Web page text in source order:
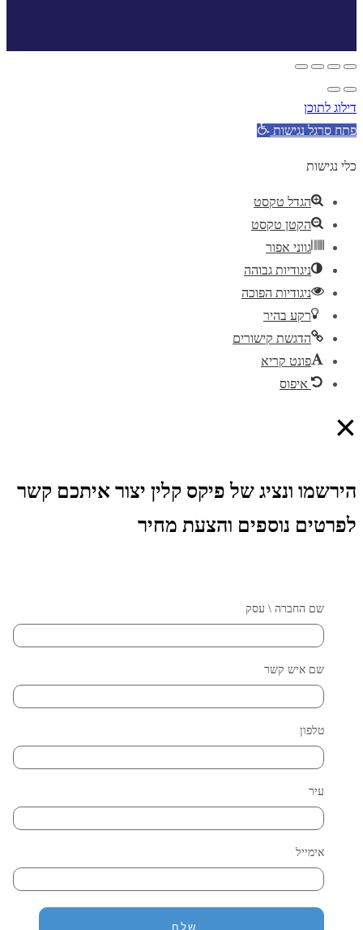
דילוג לתוכן
פתח סרגל נגישות
כלי נגישות
הגדל טקסט
הקטן טקסט
גווני אפור
ניגודיות גבוהה
ניגודיות הפוכה
רקע בהיר
הדגשת קישורים
פונט קריא
איפוס
×
הירשמו ונציג של פיקס קלין יצור איתכם קשר
לפרטים נוספים והצעת מחיר
שם החברה \ עסק
שם איש קשר
טלפון
עיר
אימייל